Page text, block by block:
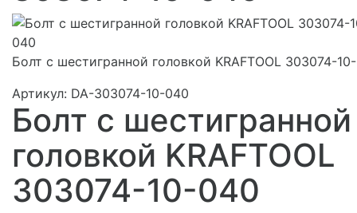
Болт с шестигранной головкой KRAFTOOL 303074-
Артикул: DA-303074-10-040
Болт с шестигранной
головкой KRAFTOOL
303074-10-040